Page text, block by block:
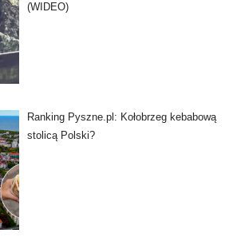
(WIDEO)
Ranking Pyszne.pl: Kołobrzeg kebabową
stolicą Polski?